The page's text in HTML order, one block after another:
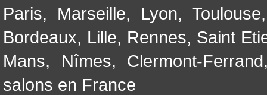
Paris, Marseille, Lyon, Toulouse
Bordeaux, Lille, Rennes, Saint
Mans, Nîmes, Clermont-Ferrand
salons en France